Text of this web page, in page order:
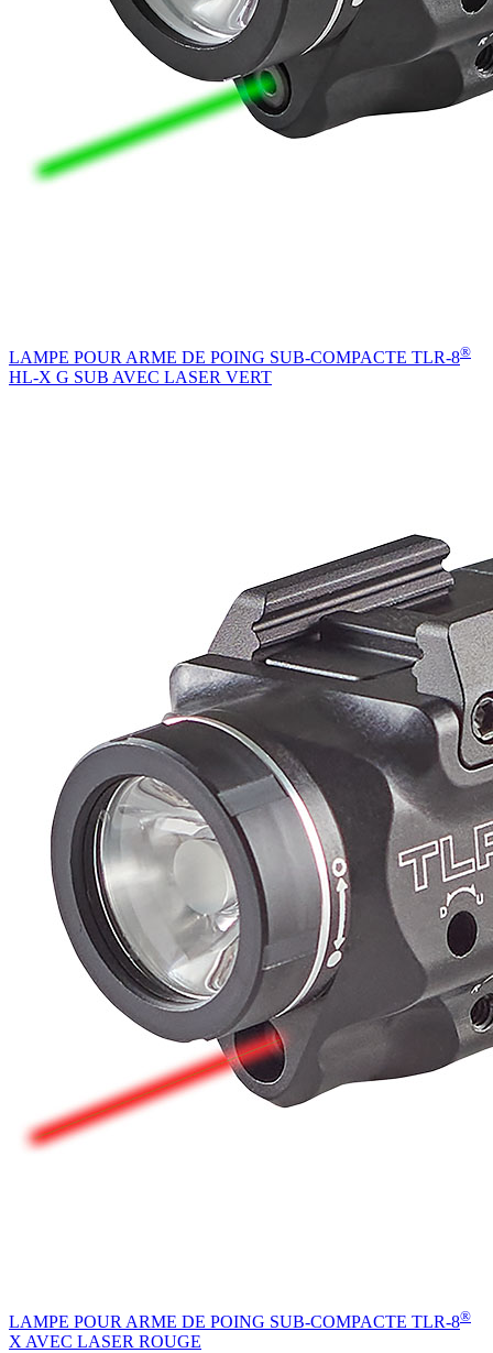
LAMPE POUR ARME DE POING SUB-COMPACTE TLR-8®
HL-X G SUB AVEC LASER VERT
LAMPE POUR ARME DE POING SUB-COMPACTE TLR-8®
X AVEC LASER ROUGE